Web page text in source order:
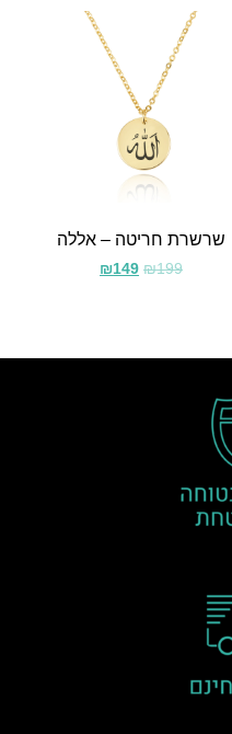
שרשרת חריטה – אללה
₪199
₪149